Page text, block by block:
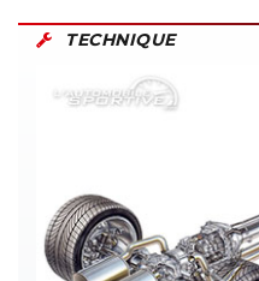
TECHNIQUE